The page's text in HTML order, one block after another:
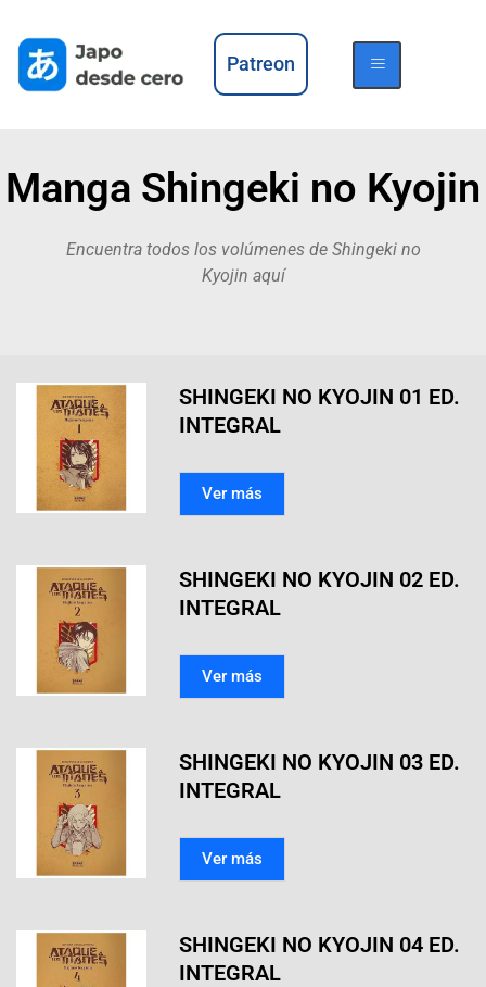
Patreon
Manga Shingeki no Kyojin
Encuentra todos los volúmenes de Shingeki no
Kyojin aquí
SHINGEKI NO KYOJIN 01 ED.
INTEGRAL
Ver más
SHINGEKI NO KYOJIN 02 ED.
INTEGRAL
Ver más
SHINGEKI NO KYOJIN 03 ED.
INTEGRAL
Ver más
SHINGEKI NO KYOJIN 04 ED.
INTEGRAL